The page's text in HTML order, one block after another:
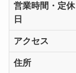
営業時間・定休
日
アクセス
住所